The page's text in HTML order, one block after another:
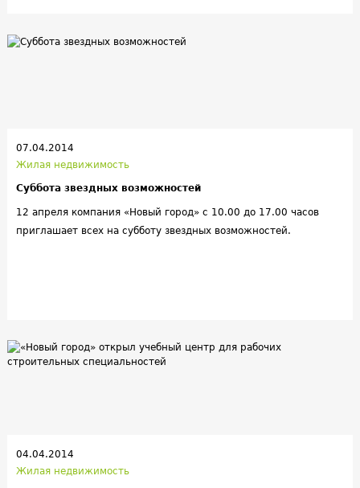
07.04.2014
Жилая недвижимость
Суббота звездных возможностей
12 апреля компания «Новый город» с 10.00 до 17.00 часов
приглашает всех на субботу звездных возможностей.
04.04.2014
Жилая недвижимость